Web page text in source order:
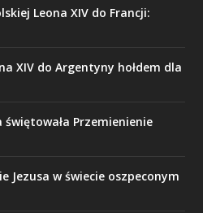
Leona XIV do Francji:
XIV do Argentyny hołdem dla
Przemienienie
Jezusa w świecie oszpeconym